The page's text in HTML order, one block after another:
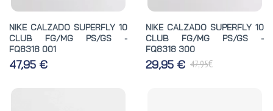
NIKE CALZADO SUPERFLY 10
CLUB FG/MG PS/GS -
FQ8318 001
47,95 €
NIKE CALZADO SUPERFLY 10
CLUB FG/MG PS/GS -
FQ8318 300
29,95 € 47,95€